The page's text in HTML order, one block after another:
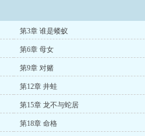
第3章 谁是蝼蚁
第6章 母女
第9章 对赌
第12章 井蛙
第15章 龙不与蛇居
第18章 命格